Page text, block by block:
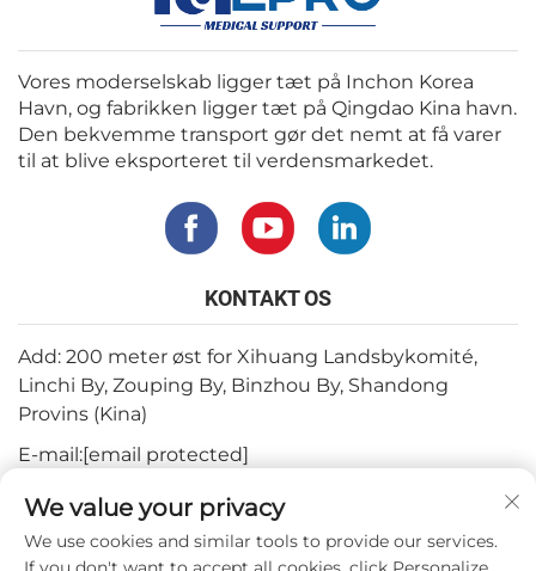
Vores moderselskab ligger tæt på Inchon Korea
Havn, og fabrikken ligger tæt på Qingdao Kina havn.
Den bekvemme transport gør det nemt at få varer
til at blive eksporteret til verdensmarkedet.
KONTAKT OS
Add: 200 meter øst for Xihuang Landsbykomité,
Linchi By, Zouping By, Binzhou By, Shandong
Provins (Kina)
E-mail:[email protected]
Tlf.: +82-3180427370
Telefon: +86-15564344404
We value your privacy
We use cookies and similar tools to provide our services.